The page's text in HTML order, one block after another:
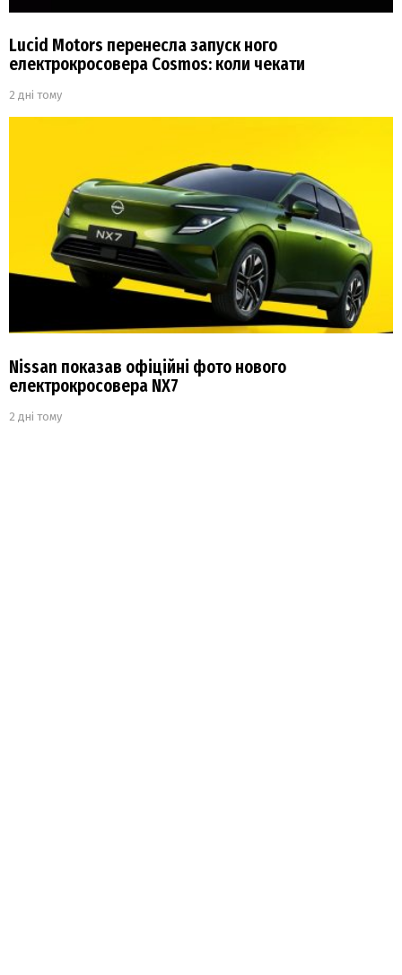
Lucid Motors перенесла запуск ного
електрокросовера Cosmos: коли чекати
2 дні тому
Nissan показав офіційні фото нового
електрокросовера NX7
2 дні тому